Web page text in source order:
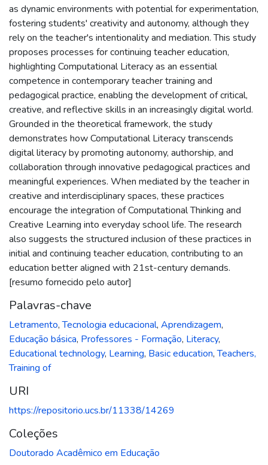
as dynamic environments with potential for experimentation,
fostering students' creativity and autonomy, although they
rely on the teacher's intentionality and mediation. This study
proposes processes for continuing teacher education,
highlighting Computational Literacy as an essential
competence in contemporary teacher training and
pedagogical practice, enabling the development of critical,
creative, and reflective skills in an increasingly digital world.
Grounded in the theoretical framework, the study
demonstrates how Computational Literacy transcends
digital literacy by promoting autonomy, authorship, and
collaboration through innovative pedagogical practices and
meaningful experiences. When mediated by the teacher in
creative and interdisciplinary spaces, these practices
encourage the integration of Computational Thinking and
Creative Learning into everyday school life. The research
also suggests the structured inclusion of these practices in
initial and continuing teacher education, contributing to an
education better aligned with 21st-century demands.
[resumo fornecido pelo autor]
Palavras-chave
Letramento,Tecnologia educacional, Aprendizagem,
Educação básica, Professores - Formação, Literacy,
Educational technology, Learning, Basic education,Teachers,
Training of
URI
https://repositorio.ucs.br/11338/14269
Coleções
Doutorado Acadêmico em Educação